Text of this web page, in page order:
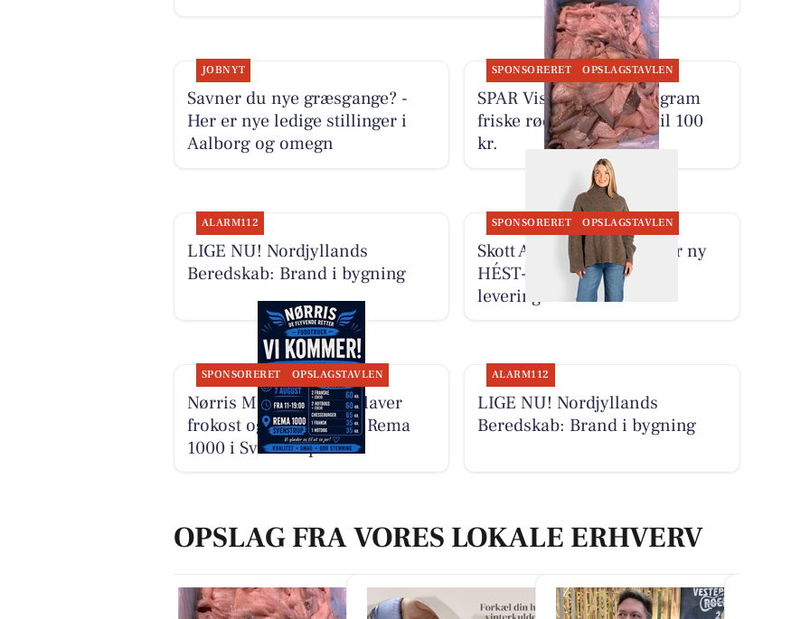
JOBNYT
Savner du nye græsgange? -
Her er nye ledige stillinger i
Aalborg og omegn
SPONSORERET OPSLAGSTAVLEN
SPAR Visse sælger 500 gram
friske rødspættefileter til 100
kr.
ALARM112
LIGE NU! Nordjyllands
Beredskab: Brand i bygning
SPONSORERET OPSLAGSTAVLEN
Skott Aalborg præsenterer ny
HÉST-strik med fragtfri
levering
SPONSORERET OPSLAGSTAVLEN
Nørris Multifirma ApS laver
frokost og aftensmad i Rema
1000 i Svenstrup
ALARM112
LIGE NU! Nordjyllands
Beredskab: Brand i bygning
OPSLAG FRA VORES LOKALE ERHVERV